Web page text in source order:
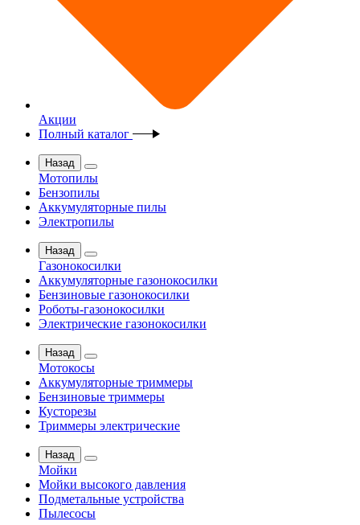
Акции
Полный каталог
Назад
Мотопилы
Бензопилы
Аккумуляторные пилы
Электропилы
Назад
Газонокосилки
Аккумуляторные газонокосилки
Бензиновые газонокосилки
Роботы-газонокосилки
Электрические газонокосилки
Назад
Мотокосы
Аккумуляторные триммеры
Бензиновые триммеры
Кусторезы
Триммеры электрические
Назад
Мойки
Мойки высокого давления
Подметальные устройства
Пылесосы